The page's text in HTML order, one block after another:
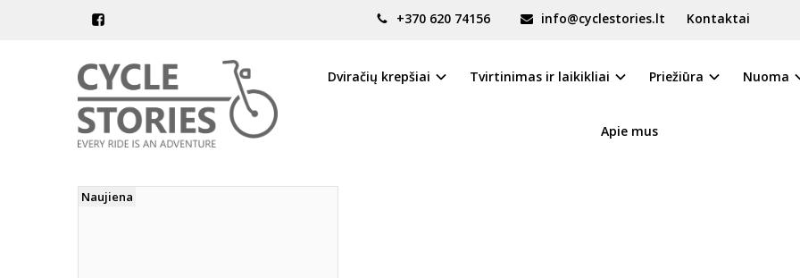
+370 620 74156 info@cyclestories.lt Kontaktai
Dviračių krepšiai Tvirtinimas ir laikikliai Priežiūra Nuoma
Apie mus
Pagrindinis Prekių paieška
Naujiena